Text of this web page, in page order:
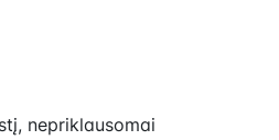
nepriklausomai